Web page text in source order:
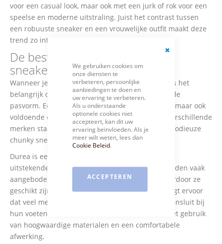
We gebruiken cookies om
onze diensten te
verbeteren, persoonlijke
aanbiedingen te doen en
uw ervaring te verbeteren.
Als u onderstaande
optionele cookies niet
accepteert, kan dit uw
ervaring beïnvloeden. Als je
meer wilt weten, lees dan
Cookie Beleid.
ACCEPTEREN
voor een casual look, maar ook met een jurk of rok voor een
speelse en moderne uitstraling. Juist het contrast tussen
een robuuste sneaker en een vrouwelijke outfit maakt deze
trend zo interessant.
De beste merken voor chunky
sneakers
Wanneer je op zoek bent naar chunky sneakers, is het
belangrijk om te kiezen voor kwaliteit en een goede
pasvorm. Een sneaker moet niet alleen mooi zijn, maar ook
voldoende ondersteuning en demping bieden. Verschillende
merken staan bekend om hun comfortabele en modieuze
chunky sneakers.
Durea is een merk dat vooral bekendstaat om zijn
uitstekende pasvorm. De sneakers vanDurea
worden vaak
aangeboden in verschillende breedtematen, waardoor ze
geschikt zijn voor verschillende voettypes. Dit zorgt ervoor
dat veel mensen een model vinden dat perfect aansluit bij
hun voeten. Daarnaast staat Durea bekend om het gebruik
van hoogwaardige materialen en een comfortabele
afwerking.